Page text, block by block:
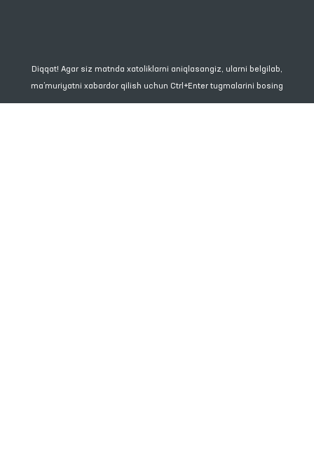
Diqqat! Agar siz matnda xatoliklarni aniqlasangiz, ularni belgilab,
ma’muriyatni xabardor qilish uchun Ctrl+Enter tugmalarini bosing